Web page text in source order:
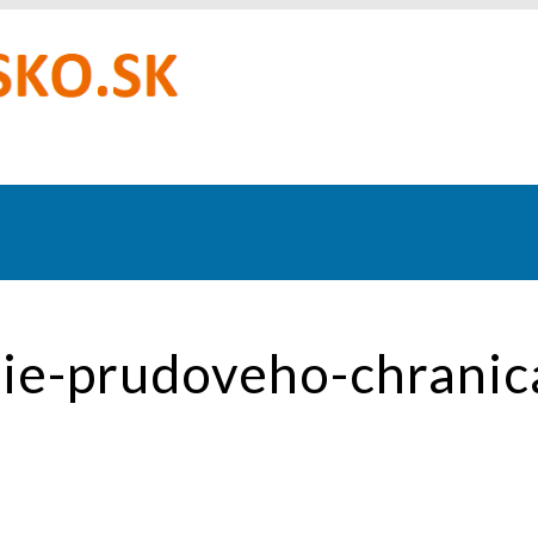
prudoveho-